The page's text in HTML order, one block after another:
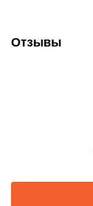
Отзывы